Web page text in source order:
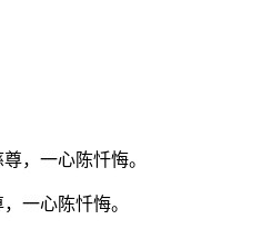
，一心陈忏悔。
一心陈忏悔。